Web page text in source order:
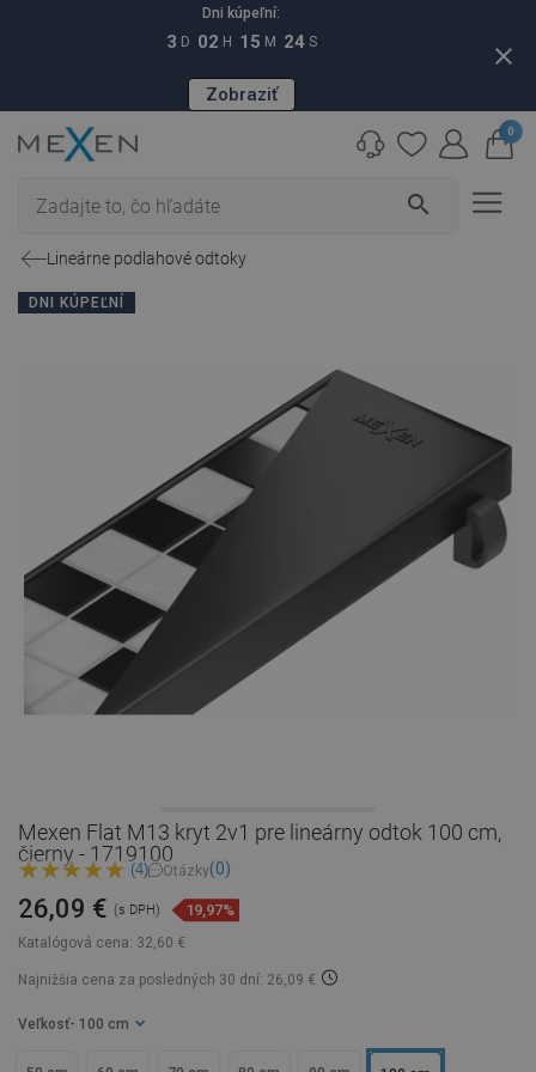
Dni kúpeľní:
3 D 02 H 15 M 23 S
Zobraziť
close
search
0
Lineárne podlahové odtoky
DNI KÚPEĽNÍ
Mexen Flat M13 kryt 2v1 pre lineárny odtok 100 cm,
čierny - 1719100
(4) Otázky(0)
Katalógová cena: 32,60 €
26,09 € (s DPH) 19,97%
Najnižšia cena za posledných 30 dní: 26,09 €
Veľkosť - 100 cm